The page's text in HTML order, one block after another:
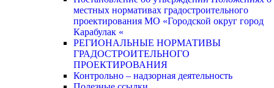
местных нормативах градостроительного
проектирования МО «Городской округ город
Карабулак «
РЕГИОНАЛЬНЫЕ НОРМАТИВЫ
ГРАДОСТРОИТЕЛЬНОГО
ПРОЕКТИРОВАНИЯ
Контрольно – надзорная деятельность